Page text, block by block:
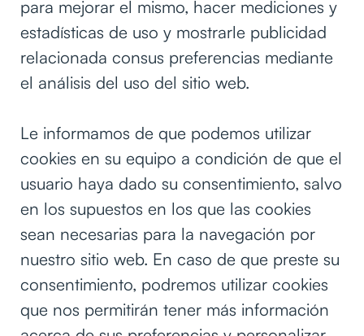
para mejorar el mismo, hacer mediciones y
estadísticas de uso y mostrarle publicidad
relacionada consus preferencias mediante
el análisis del uso del sitio web.
Le informamos de que podemos utilizar
cookies en su equipo a condición de que el
usuario haya dado su consentimiento, salvo
en los supuestos en los que las cookies
sean necesarias para la navegación por
nuestro sitio web. En caso de que preste su
consentimiento, podremos utilizar cookies
que nos permitirán tener más información